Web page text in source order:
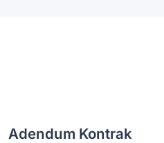
Adendum Kontrak